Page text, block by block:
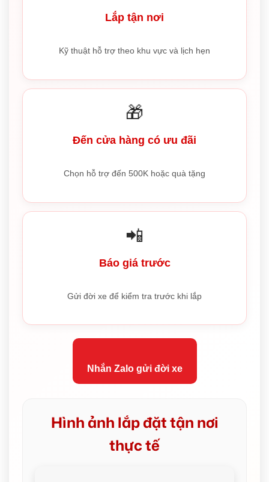
Lắp tận nơi
Kỹ thuật hỗ trợ theo khu vực và lịch hẹn
🎁
Đến cửa hàng có ưu đãi
Chọn hỗ trợ đến 500K hoặc quà tặng
📲
Báo giá trước
Gửi đời xe để kiểm tra trước khi lắp
Nhắn Zalo gửi đời xe
Hình ảnh lắp đặt tận nơi
thực tế